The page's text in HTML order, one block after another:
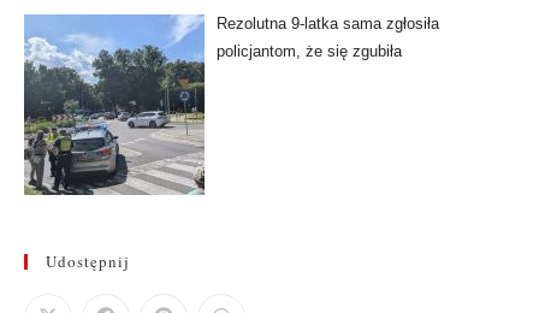
Rezolutna 9-latka sama zgłosiła
policjantom, że się zgubiła
Udostępnij